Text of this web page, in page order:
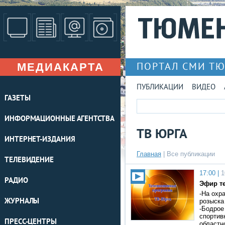
МЕДИАКАРТА
ГАЗЕТЫ
ИНФОРМАЦИОННЫЕ АГЕНТСТВА
ИНТЕРНЕТ-ИЗДАНИЯ
ТЕЛЕВИДЕНИЕ
РАДИО
ЖУРНАЛЫ
ПРЕСС-ЦЕНТРЫ
ПОРТАЛ СМИ
ПУБЛИКАЦИИ ВИДЕО
ТВ ЮРГА
Главная Все публикации
17:00 |
Эфир
-На
-